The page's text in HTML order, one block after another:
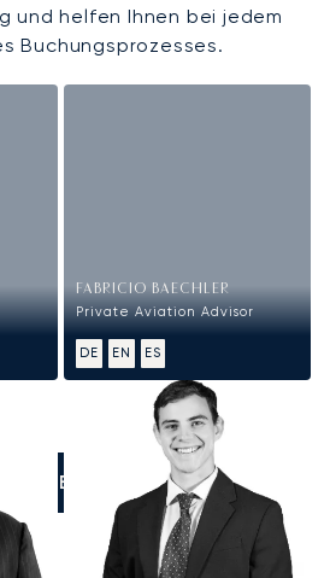
und helfen Ihnen bei jedem
Buchungsprozesses.
FABRICIO BAECHLER
Private Aviation Advisor
DE EN ES
SIE UNS AN